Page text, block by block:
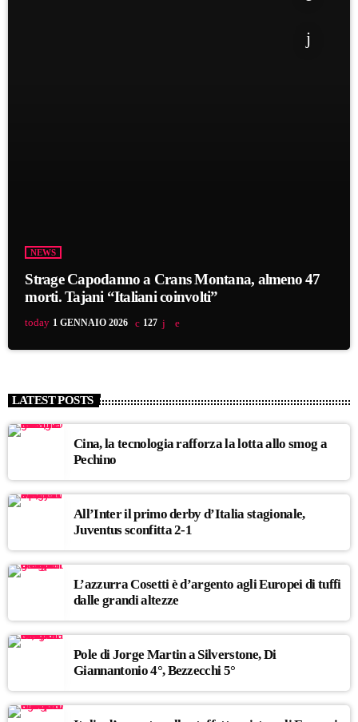
NEWS
Strage Capodanno a Crans Montana, almeno 47
morti. Tajani “Italiani coinvolti”
today 1 GENNAIO 2026 127
LATEST POSTS
Cina, la tecnologia rafforza la lotta allo smog a
Pechino
All’Inter il primo derby d’Italia stagionale,
Juventus sconfitta 2-1
L’azzurra Cosetti è d’argento agli Europei di tuffi
dalle grandi altezze
Pole di Jorge Martin a Silverstone, Di
Giannantonio 4°, Bezzecchi 5°